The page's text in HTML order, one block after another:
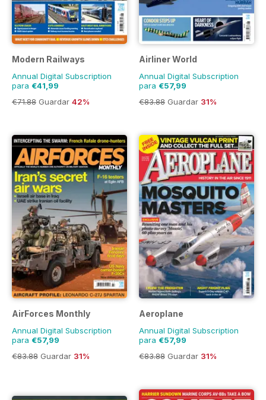
Modern Railways
Annual Digital Subscription
para €41,99
€71.88 Guardar 42%
Airliner World
Annual Digital Subscription
para €57,99
€83.88 Guardar 31%
AirForces Monthly
Annual Digital Subscription
para €57,99
€83.88 Guardar 31%
Aeroplane
Annual Digital Subscription
para €57,99
€83.88 Guardar 31%